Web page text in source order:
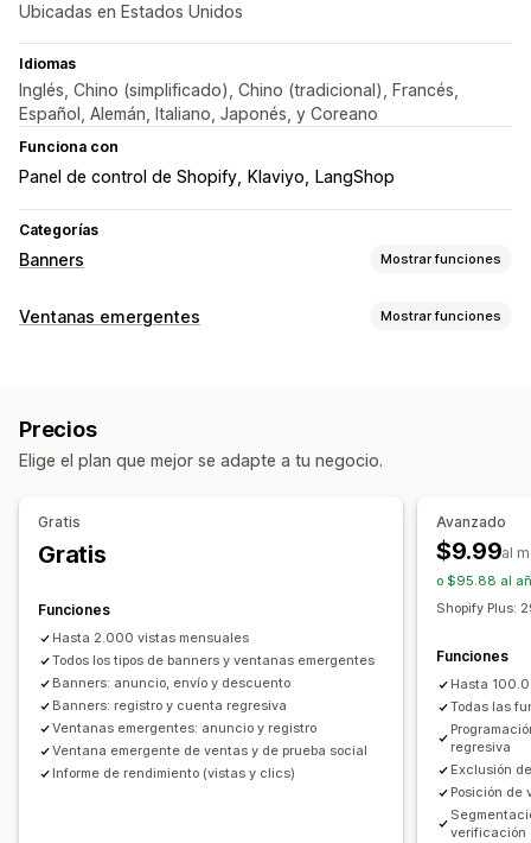
Ubicadas en Estados Unidos
Idiomas
Inglés, Chino (simplificado), Chino (tradicional), Francés,
Español, Alemán, Italiano, Japonés, y Coreano
Funciona con
Panel de control de Shopify Klaviyo LangShop
Categorías
Banners Mostrar funciones
Tipo de banner
Personalización
Enlaces y botones
CSS personalizado
Segmentación geográfica
Segmentación por campaña
Segmentación por comportamiento
Informes y estadísticas
Seguimiento del rendimiento
Informes de tráfico
Segmentos de clientes
Ventanas emergentes Mostrar funciones
Ventanas emergentes de correo electrónico
Boletines Banners Anuncios Verificación de edad
Fuentes personalizadas
Traducción
Lista de captura de correos electrónicos
Campañas
Activadores y reglas
Segmentación Segmentación
Informes
Informes y estadísticas
Seguimiento
Precios
Elige el plan que mejor se adapte a tu negocio.
Gratis
Gratis
Funciones
Hasta 2.000 vistas mensuales
Todos los tipos de banners y ventanas emergentes
Banners: anuncio, envío y descuento
Banners: registro y cuenta regresiva
Ventanas emergentes: anuncio y registro
Ventana emergente de ventas y de prueba social
Informe de rendimiento (vistas y clics)
Avanzado
$9.99al
o $95.88 al
Shopify Plus:
Funciones
Hasta
Todas las
regresiva
Exclusión
Posición de
verificación